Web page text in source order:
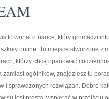
to wortal o nauce, który gromadzi
online. To miejsce stworzone z
którzy chcą opanować
zamiast ogólników, znajdziesz tu
i sprawdzonych rozwiązań. Dobre